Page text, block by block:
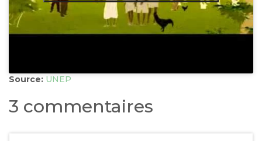
Source: UNEP
3 commentaires